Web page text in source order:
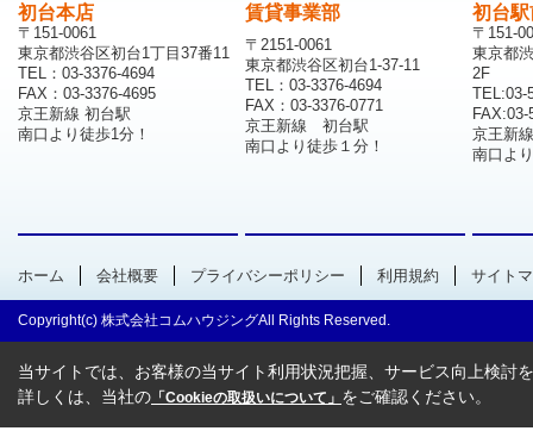
初台本店
〒151-0061
東京都渋谷区初台1丁目37番11
TEL：03-3376-4694
FAX：03-3376-4695
京王新線 初台駅
南口より徒歩1分！
賃貸事業部
〒2151-0061
東京都渋谷区初台1-37-11
TEL：03-3376-4694
FAX：03-3376-0771
京王新線 初台駅
南口より徒歩１分！
初台
〒151-
東京都
2F
TEL:03-
FAX:03-
京王新
南口よ
ホーム 会社概要 プライバシーポリシー 利用規約 サイト
Copyright(c) 株式会社コムハウジングAll Rights Reserved.
当サイトでは、お客様の当サイト利用状況把握、サービス向上検討
詳しくは、当社の 「Cookieの取扱いについて」 をご確認ください。